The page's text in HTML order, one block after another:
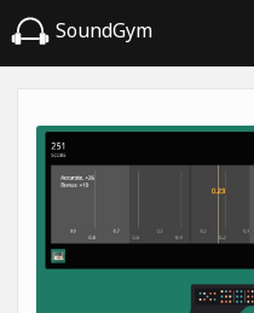
SoundGym